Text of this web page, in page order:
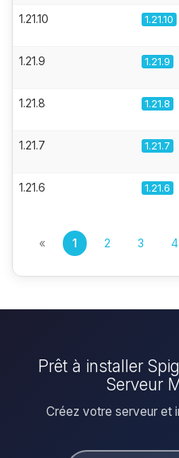
1.21.10 1.21.10
1.21.9 1.21.9
1.21.8 1.21.8
1.21.7 1.21.7
1.21.6 1.21.6
« 1 2 3 4
Prêt à installer
Serveur
Créez votre serveur et